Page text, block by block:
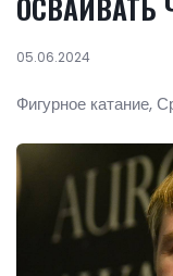
05.06.2024
Фигурное катание,